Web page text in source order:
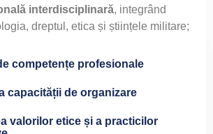
interdisciplinară, integrând
dreptul, etica și științele militare;
competențe profesionale
capacității de organizare
valorilor etice și a practicilor